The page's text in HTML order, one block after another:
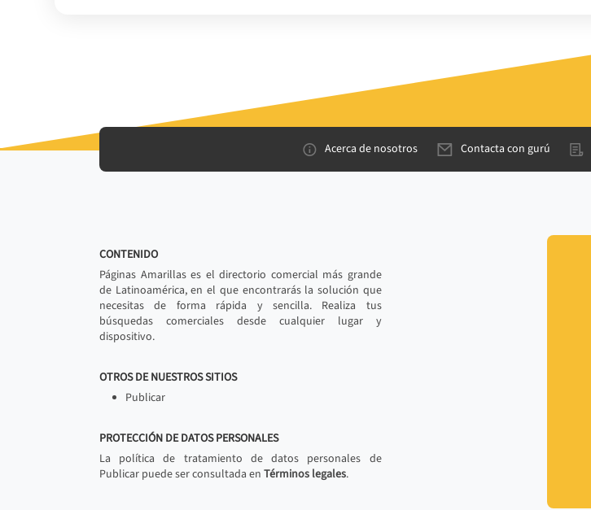
Acerca de nosotros Contacta con gurú
CONTENIDO
Páginas Amarillas es el directorio comercial más grande
de Latinoamérica, en el que encontrarás la solución que
necesitas de forma rápida y sencilla. Realiza tus
búsquedas comerciales desde cualquier lugar y
dispositivo.
OTROS DE NUESTROS SITIOS
Publicar
PROTECCIÓN DE DATOS PERSONALES
La política de tratamiento de datos personales de
Publicar puede ser consultada en Términos legales.